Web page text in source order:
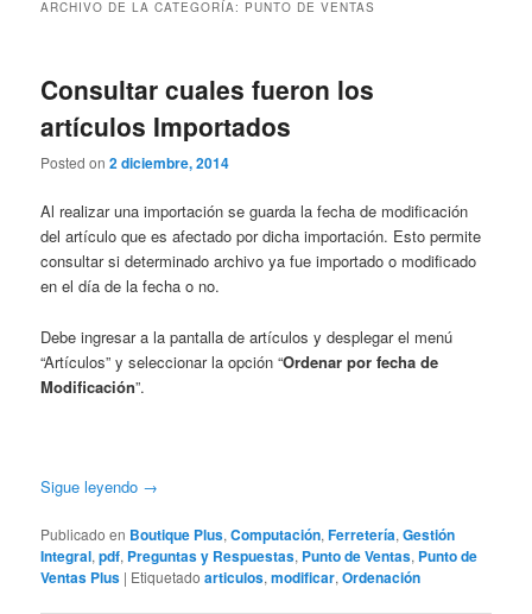
ARCHIVO DE LA CATEGORÍA: PUNTO DE VENTAS
Consultar cuales fueron los
artículos Importados
Posted on2 diciembre, 2014
Al realizar una importación se guarda la fecha de modificación
del artículo que es afectado por dicha importación. Esto permite
consultar si determinado archivo ya fue importado o modificado
en el día de la fecha o no.
Debe ingresar a la pantalla de artículos y desplegar el menú
“Artículos” y seleccionar la opción “Ordenar por fecha de
Modificación”.
Sigue leyendo →
Publicado en Boutique Plus,Computación,Ferretería,Gestión
Integral,pdf, Preguntas y Respuestas, Punto de Ventas, Punto de
Ventas Plus | Etiquetado articulos,modificar,Ordenación